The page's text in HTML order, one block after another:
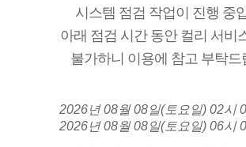
시스템 점검 작업이 진행 중
아래 점검 시간 동안 컬리 서비
불가하니 이용에 참고 부탁드
2026년 08월 08일(토요일) 02시
2026년 08월 08일(토요일) 06시